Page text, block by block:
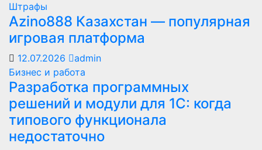
Штрафы
Azino888 Казахстан — популярная
игровая платформа
12.07.2026
admin
Бизнес и работа
Разработка программных
решений и модули для 1С: когда
типового функционала
недостаточно